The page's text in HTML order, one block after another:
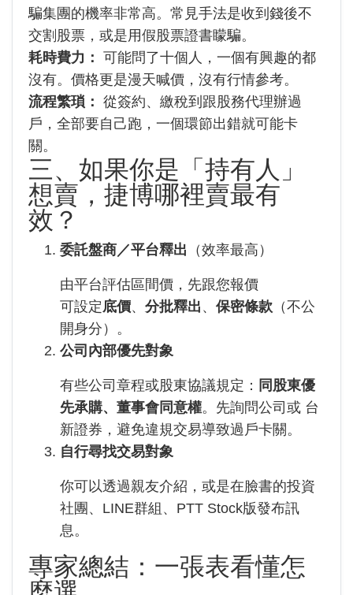
騙集團的機率非常高。常見手法是收到錢後不
交割股票，或是用假股票證書矇騙。
耗時費力： 可能問了十個人，一個有興趣的都
沒有。價格更是漫天喊價，沒有行情參考。
流程繁瑣： 從簽約、繳稅到跟股務代理辦過
戶，全部要自己跑，一個環節出錯就可能卡
關。
三、如果你是「持有人」
想賣，捷博哪裡賣最有
效？
委託盤商／平台釋出 （效率最高）
由平台評估區間價，先跟您報價
可設定底價、 分批釋出 、 保密條款 （不公
開身分）。
公司內部優先對象
有些公司章程或股東協議規定： 同股東優
先承購、董事會同意權。先詢問公司或 台
新證券，避免違規交易導致過戶卡關。
自行尋找交易對象
你可以透過親友介紹，或是在臉書的投資
社團、LINE群組、PTT Stock版發布訊
息。
專家總結：一張表看懂怎